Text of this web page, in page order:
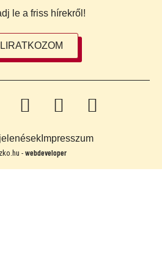
le a friss hírekről!
Impresszum
- webdeveloper